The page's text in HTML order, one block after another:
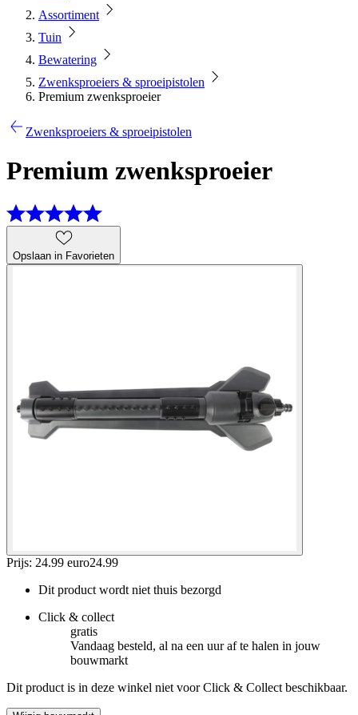
Assortiment
Tuin
Bewatering
Zwenksproeiers & sproeipistolen
Premium zwenksproeier
Zwenksproeiers & sproeipistolen
Premium zwenksproeier
Opslaan in Favorieten
Prijs: 24.99 euro24.99
Dit product wordt niet thuis bezorgd
Click & collect
gratis
Vandaag besteld, al na een uur af te halen in jouw
bouwmarkt
Dit product is in deze winkel niet voor Click & Collect beschikbaar.